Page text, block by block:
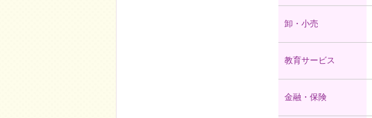
卸・小売
教育サービス
金融・保険